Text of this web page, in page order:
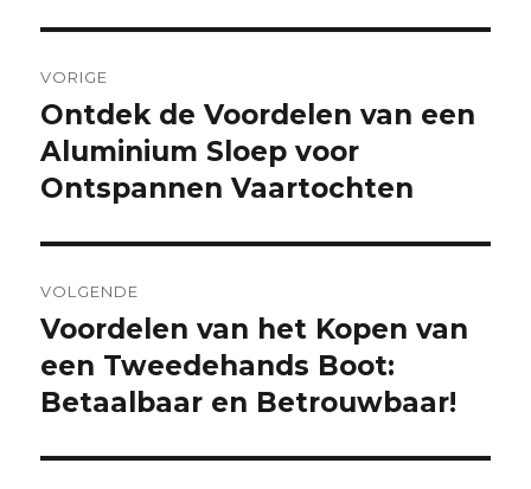
VORIGE
Vorige
bericht:
Ontdek de Voordelen van een
Aluminium Sloep voor
Ontspannen Vaartochten
VOLGENDE
Volgende
bericht:
Voordelen van het Kopen van
een Tweedehands Boot:
Betaalbaar en Betrouwbaar!